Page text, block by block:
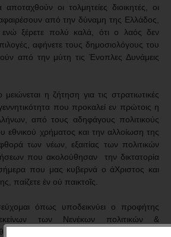
οι τολμητείες διοικητές, οι
από την δύναμη της Ελλάδος,
ενώ ξέρετε πολύ καλά, ότι ο λαός δεν
αφήνετε τους δημοσιολόγους του
από την μύτη τις Ένοπλες Δυνάμεις
η ζήτηση για τις στρατιωτικές
που προκαλεί εν πρώτοις η
από τους αδηφάγους πολιτικούς
εθνικού χρήματος και την αλλοίωση της
των νέων, εξαιτίας των πολιτικών
που ακολούθησαν την δικτατορία
που μας κυβερνά ο άΧριστος και
παίζετε ἐν οὐ παικτοῖς.
όπως υποδεικνύει ο προφήτης
των Νενέκων πολιτικών &
τολμήσουν να αποβάλουν από τις